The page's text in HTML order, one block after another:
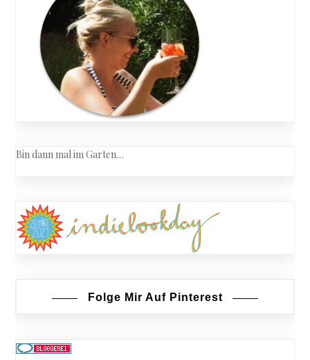
Bin dann mal im Garten…
Folge Mir Auf Pinterest